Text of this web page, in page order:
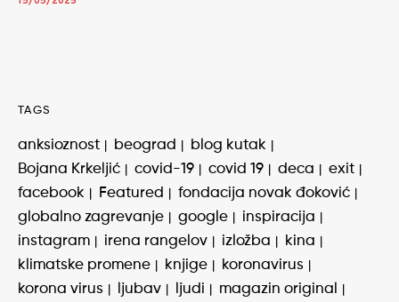
TAGS
anksioznost beograd
blog kutak
Bojana Krkeljić
covid-19 covid 19 deca
exit
facebook
Featured
fondacija novak đoković
globalno zagrevanje
google
inspiracija
instagram
irena rangelov izložba
kina
klimatske promene
knjige
koronavirus
korona virus
ljubav ljudi
magazin original